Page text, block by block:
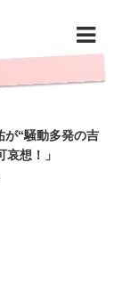
が“騒動多発の吉
想！」